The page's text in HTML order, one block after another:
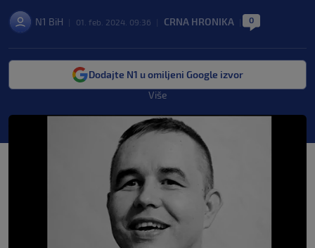
N1 BiH 01. feb. 2024. 09:36 CRNA HRONIKA 0
Dodajte N1 u omiljeni Google izvor
Više